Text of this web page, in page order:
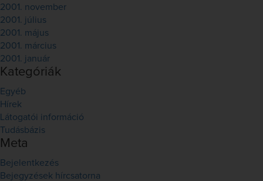
2001. november
2001. július
2001. május
2001. március
2001. január
Kategóriák
Egyéb
Hírek
Látogatói információ
Tudásbázis
Meta
Bejelentkezés
Bejegyzések hírcsatorna